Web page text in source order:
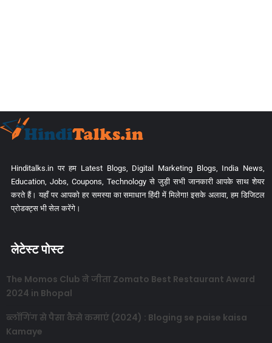
Hinditalks.in पर हम Latest Blogs, Digital Marketing Blogs, India News,
Education, Jobs, Coupons, Technology से जुड़ी सभी जानकारी आपके साथ शेयर
करते हैं। यहाँ पर आपको हर समस्या का समाधान हिंदी में मिलेगा! इसके अलावा, हम डिजिटल
प्रोडक्ट्स भी सेल करेंगे।
लेटेस्ट पोस्ट
The Momos Club ने जीता Zomato Best Restaurant Award
2024 in Bhopal
ब्लॉगिंग से पैसा कैसे कमाएं (2024) : Bloging se paise kaisa
Kamaye